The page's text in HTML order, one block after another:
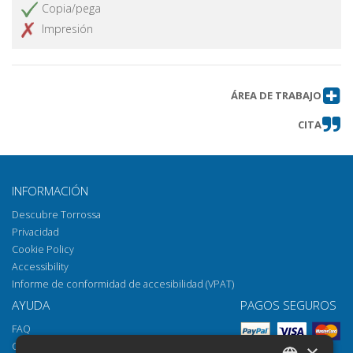
Copia/pega
Impresión
ÁREA DE TRABAJO
CITA
INFORMACIÓN
Descubre Torrossa
Privacidad
Cookie Policy
Accessibility
Informe de conformidad de accesibilidad (VPAT)
AYUDA
FAQ
Cómo abrir los archivos
PAGOS SEGUROS